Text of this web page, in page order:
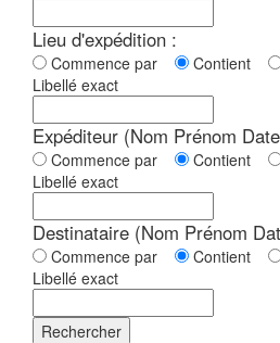
Lieu d'expédition :
Commence par Contient
Libellé exact
Expéditeur (Nom Prénom
Commence par Contient
Libellé exact
Destinataire (Nom Prénom
Commence par Contient
Libellé exact
Rechercher